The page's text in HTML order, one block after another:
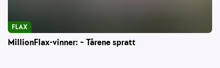
MillionFlax-vinner: – Tårene spratt
FLAX